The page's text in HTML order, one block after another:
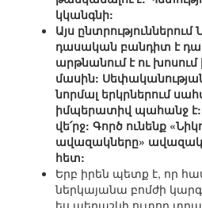
կկանգնի:
Այս ընտրություններում
դասական բանդիտ է
արթնանում է ու խոսում
մասին:
նորմալ երկրներում
իմպերատիվ պահանջ է:
վե՛րջ: Գործ ունենք
ավազակները»
հետ:
Երբ իրեն պետք է, որ
ներկայանա բոմժի